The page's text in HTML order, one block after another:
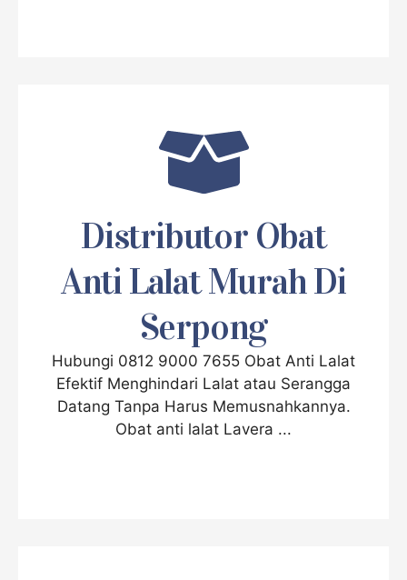
Distributor Obat
Anti Lalat Murah Di
Serpong
Hubungi 0812 9000 7655 Obat Anti Lalat
Efektif Menghindari Lalat atau Serangga
Datang Tanpa Harus Memusnahkannya.
Obat anti lalat Lavera ...